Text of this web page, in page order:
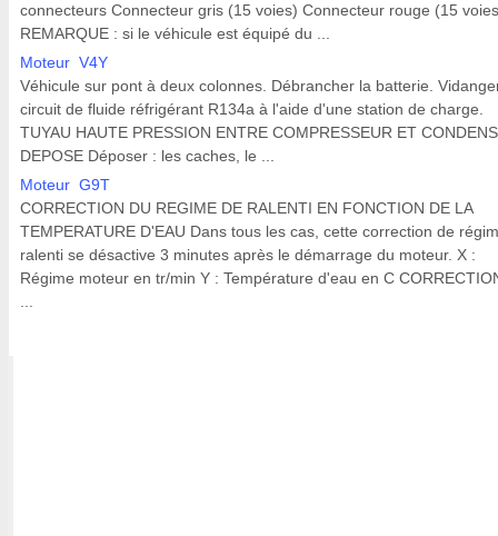
connecteurs Connecteur gris (15 voies) Connecteur rouge (15
REMARQUE : si le véhicule est équipé du ...
Moteur V4Y
Véhicule sur pont à deux colonnes. Débrancher la batterie.
circuit de fluide réfrigérant R134a à l'aide d'une station de charge.
TUYAU HAUTE PRESSION ENTRE COMPRESSEUR ET
DEPOSE Déposer : les caches, le ...
Moteur G9T
CORRECTION DU REGIME DE RALENTI EN FONCTION DE LA
TEMPERATURE D'EAU Dans tous les cas, cette correction de
ralenti se désactive 3 minutes après le démarrage du moteur. X :
Régime moteur en tr/min Y : Température d'eau en C